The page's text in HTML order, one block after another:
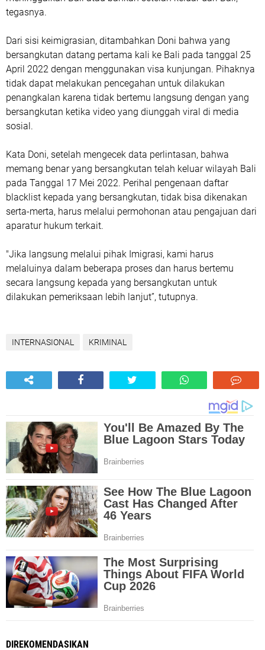
tegasnya.
Dari sisi keimigrasian, ditambahkan Doni bahwa yang
bersangkutan datang pertama kali ke Bali pada tanggal 25
April 2022 dengan menggunakan visa kunjungan. Pihaknya
tidak dapat melakukan pencegahan untuk dilakukan
penangkalan karena tidak bertemu langsung dengan yang
bersangkutan ketika video yang diunggah viral di media
sosial.
Kata Doni, setelah mengecek data perlintasan, bahwa
memang benar yang bersangkutan telah keluar wilayah Bali
pada Tanggal 17 Mei 2022. Perihal pengenaan daftar
blacklist kepada yang bersangkutan, tidak bisa dikenakan
serta-merta, harus melalui permohonan atau pengajuan dari
aparatur hukum terkait.
"Jika langsung melalui pihak Imigrasi, kami harus
melaluinya dalam beberapa proses dan harus bertemu
secara langsung kepada yang bersangkutan untuk
dilakukan pemeriksaan lebih lanjut”, tutupnya.
INTERNASIONAL KRIMINAL
DIREKOMENDASIKAN